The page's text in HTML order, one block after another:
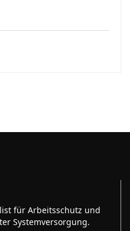
für Arbeitsschutz und
Systemversorgung.